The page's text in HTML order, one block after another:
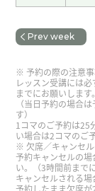
いました。
ミッキー老
日本人可能
了！( 50代
爱拼才会
ūn pháinn-
kiânn 三分
Prev week
予約の際の注意
レッスン受講には
までにお願いします。
（当日予約の場合
す）
1コマのご予約は25
い場合は2コマのご
欠席／キャンセ
予約キャンセルの
い。（3時間前まで
キャンセルされる場
予約したまま欠席